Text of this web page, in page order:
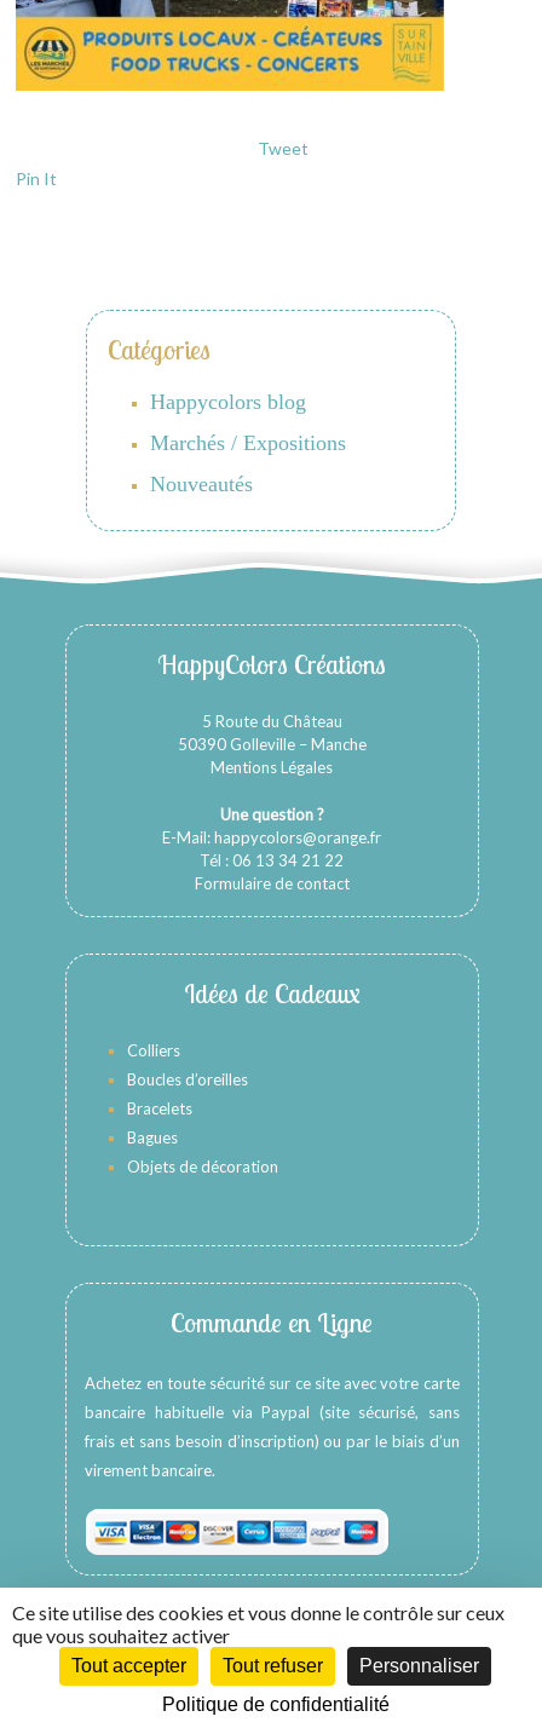
Tweet
Pin It
Catégories
Happycolors blog
Marchés / Expositions
Nouveautés
HappyColors Créations
5 Route du Château
50390 Golleville – Manche
Mentions Légales
Une question ?
E-Mail:happycolors@orange.fr
Tél : 06 13 34 21 22
Formulaire de contact
Idées de Cadeaux
Colliers
Boucles d’oreilles
Bracelets
Bagues
Objets de décoration
Commande en Ligne
Achetez en toute sécurité sur ce site avec votre carte
bancaire habituelle via Paypal (site sécurisé, sans
frais et sans besoin d’inscription) ou par le biais d’un
virement bancaire.
Copyright © 2026 -HappyColors Créations
Création WebCom.Me
Ce site utilise des cookies et vous donne le contrôle sur ceux
que vous souhaitez activer
Tout accepter Tout refuser
Personnaliser
Politique de confidentialité